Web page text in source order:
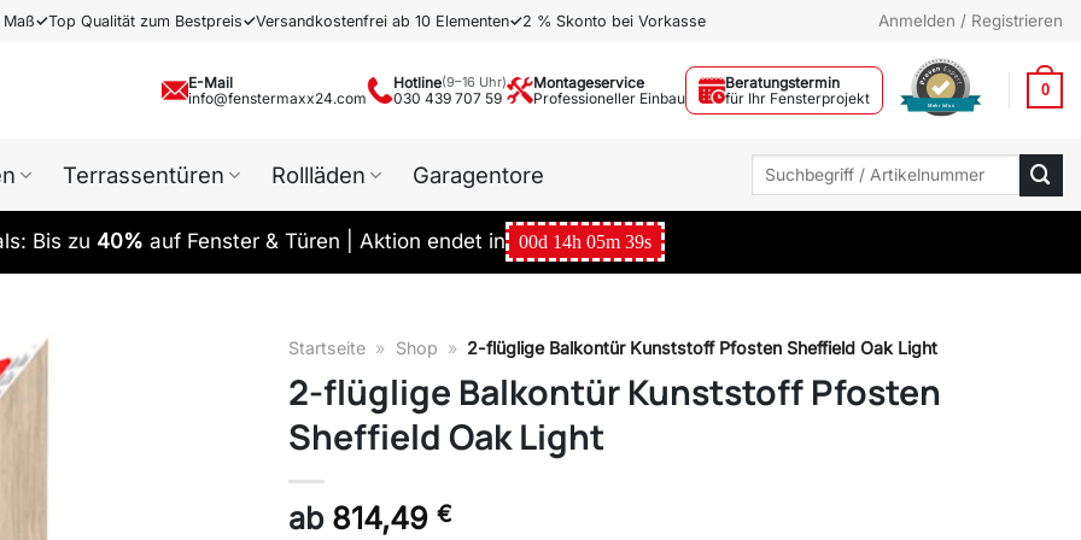
Maß✓Top Qualität zum Bestpreis✓Versandkostenfrei ab 10 Elementen✓2 % Skonto bei Vorkasse Anmelden / Registrieren
E-Mail
info@fenstermaxx24.com
Hotline(9–16 Uhr)
030 439 707 59
Montageservice
Professioneller Einbau
Beratungstermin
für Ihr Fensterprojekt
Mehr Infos
0
Terrassentüren Rollläden Garagentore
Suchen
Bis zu 40% auf Fenster & Türen | Aktion endet in 00d 14h 05m 38s
Startseite » Shop » 2-flüglige Balkontür Kunststoff Pfosten Sheffield Oak Light
2-flüglige Balkontür Kunststoff Pfosten
Sheffield Oak Light
ab 814,49 €